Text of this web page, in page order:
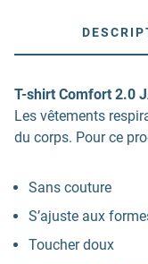
T-shirt Comfort 2.0
Les vêtements
du corps. Pour ce
Sans couture
S’ajuste aux
Toucher doux